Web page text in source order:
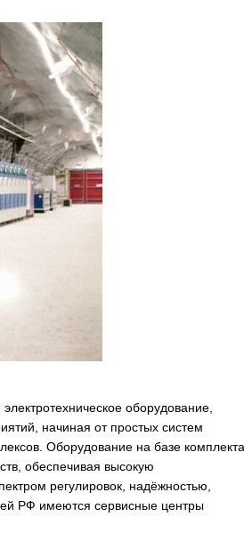
оборудование,
начиная от простых систем
Оборудование на базе комплекта
обеспечивая высокую
регулировок, надёжностью,
РФ имеются сервисные центры